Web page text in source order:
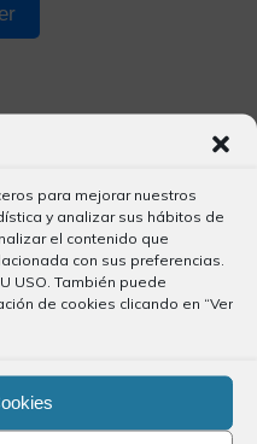
para mejorar nuestros
y analizar sus hábitos de
el contenido que
con sus preferencias.
USO. También puede
de cookies clicando en “Ver